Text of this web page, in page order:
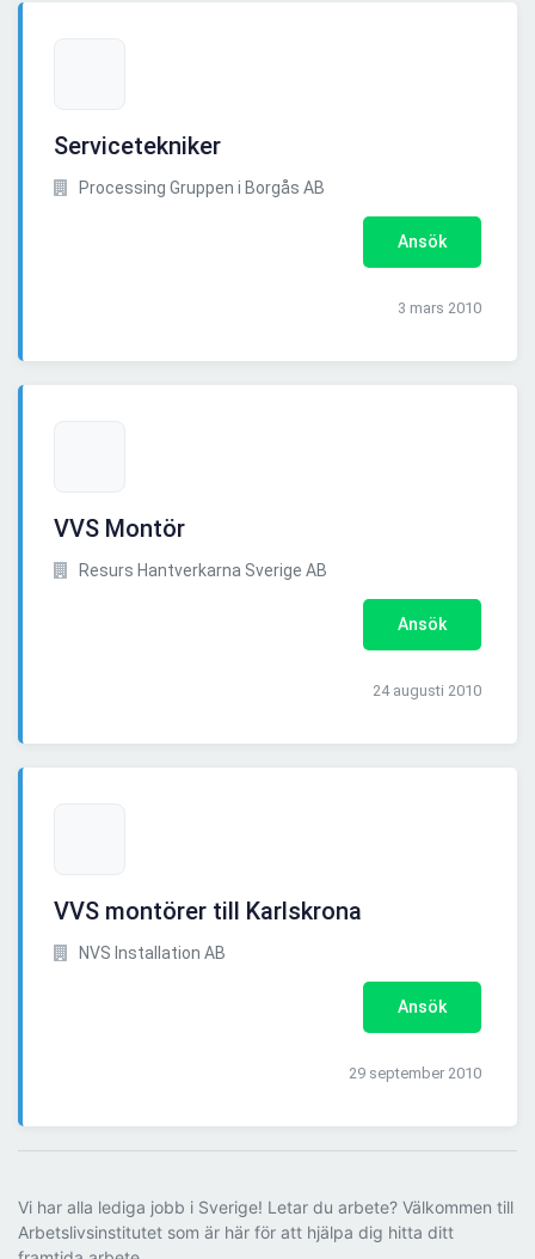
Servicetekniker
Processing Gruppen i Borgås AB
Ansök
3 mars 2010
VVS Montör
Resurs Hantverkarna Sverige AB
Ansök
24 augusti 2010
VVS montörer till Karlskrona
NVS Installation AB
Ansök
29 september 2010
Vi har alla lediga jobb i Sverige! Letar du arbete? Välkommen till
Arbetslivsinstitutet som är här för att hjälpa dig hitta ditt